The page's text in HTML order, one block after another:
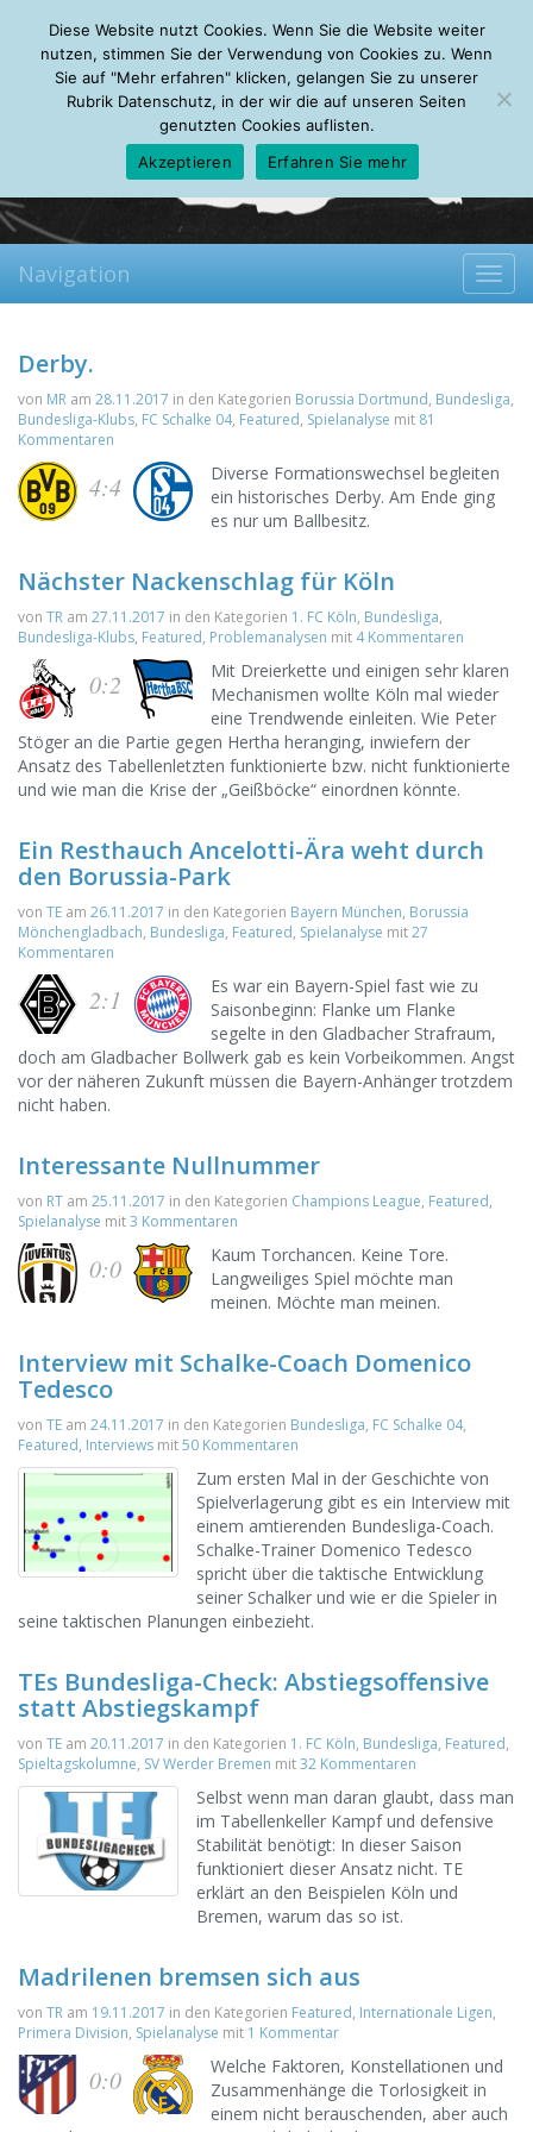
Friday, 07.08.2026
Mein Account
About Autoren Leseempfehlungen FAQ
Navigation
Derby.
von MR am 28.11.2017 in den Kategorien Borussia Dortmund, Bundesliga,
Bundesliga-Klubs, FC Schalke 04, Featured, Spielanalyse mit 81
Kommentaren
4:4
Diverse Formationswechsel begleiten
ein historisches Derby. Am Ende ging
es nur um Ballbesitz.
Nächster Nackenschlag für Köln
von TR am 27.11.2017 in den Kategorien 1. FC Köln, Bundesliga,
Bundesliga-Klubs, Featured, Problemanalysen mit 4 Kommentaren
0:2
Mit Dreierkette und einigen sehr klaren
Mechanismen wollte Köln mal wieder
eine Trendwende einleiten. Wie Peter
Stöger an die Partie gegen Hertha heranging, inwiefern der
Ansatz des Tabellenletzten funktionierte bzw. nicht funktionierte
und wie man die Krise der „Geißböcke“ einordnen könnte.
Ein Resthauch Ancelotti-Ära weht durch
den Borussia-Park
von TE am 26.11.2017 in den Kategorien Bayern München, Borussia
Mönchengladbach, Bundesliga, Featured, Spielanalyse mit27
Kommentaren
2:1
Es war ein Bayern-Spiel fast wie zu
Saisonbeginn: Flanke um Flanke
segelte in den Gladbacher Strafraum,
doch am Gladbacher Bollwerk gab es kein Vorbeikommen. Angst
vor der näheren Zukunft müssen die Bayern-Anhänger trotzdem
nicht haben.
Interessante Nullnummer
von RT am 25.11.2017 in den Kategorien Champions League, Featured,
Spielanalyse mit3 Kommentaren
0:0
Kaum Torchancen. Keine Tore.
Langweiliges Spiel möchte man
meinen. Möchte man meinen.
Interview mit Schalke-Coach Domenico
Tedesco
von TE am 24.11.2017 in den Kategorien Bundesliga, FC Schalke 04,
Featured, Interviews mit50 Kommentaren
Zum ersten Mal in der Geschichte von
Spielverlagerung gibt es ein Interview mit
einem amtierenden Bundesliga-Coach.
Schalke-Trainer Domenico Tedesco
spricht über die taktische Entwicklung
seiner Schalker und wie er die Spieler in
seine taktischen Planungen einbezieht.
TEs Bundesliga-Check: Abstiegsoffensive
statt Abstiegskampf
von TE am 20.11.2017 in den Kategorien 1. FC Köln, Bundesliga, Featured,
Spieltagskolumne, SV Werder Bremen mit32 Kommentaren
Selbst wenn man daran glaubt, dass man
im Tabellenkeller Kampf und defensive
Stabilität benötigt: In dieser Saison
funktioniert dieser Ansatz nicht. TE
erklärt an den Beispielen Köln und
Bremen, warum das so ist.
Madrilenen bremsen sich aus
von TR am 19.11.2017 in den Kategorien Featured, Internationale Ligen,
Primera Division, Spielanalyse mit 1 Kommentar
0:0
Welche Faktoren, Konstellationen und
Zusammenhänge die Torlosigkeit in
einem nicht berauschenden, aber auch
Diese Website nutzt Cookies. Wenn Sie die Website weiter
nutzen, stimmen Sie der Verwendung von Cookies zu. Wenn
Sie auf "Mehr erfahren" klicken, gelangen Sie zu unserer
Rubrik Datenschutz, in der wir die auf unseren Seiten
genutzten Cookies auflisten.
Akzeptieren
Erfahren Sie mehr